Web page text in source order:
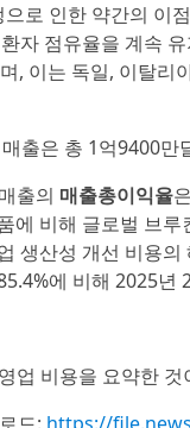
로 인한 약간의 이
자 점유율을 계속
, 이는 독일, 이탈
출은 총 1억9400
출의 매출총이익율
에 비해 글로벌 브
생산성 개선 비용
에 비해 2025년
업 비용을 요약한 것